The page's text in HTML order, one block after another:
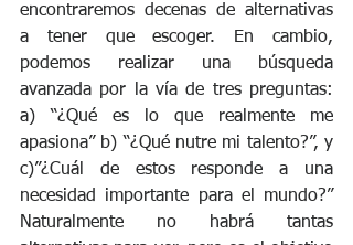
encontraremos decenas de alternativas
a tener que escoger. En cambio,
podemos realizar una búsqueda
avanzada por la vía de tres preguntas:
a) “¿Qué es lo que realmente me
apasiona” b) “¿Qué nutre mi talento?”, y
c)”¿Cuál de estos responde a una
necesidad importante para el mundo?”
Naturalmente no habrá tantas